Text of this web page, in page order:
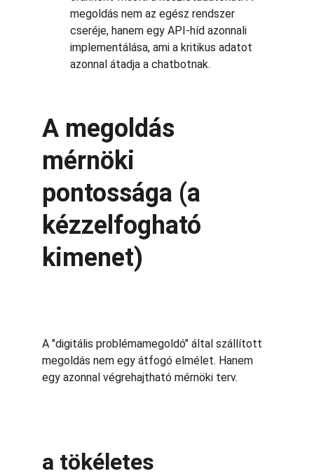
megoldás nem az egész rendszer
cseréje, hanem egy API-híd azonnali
implementálása, ami a kritikus adatot
azonnal átadja a chatbotnak.
A megoldás
mérnöki
pontossága (a
kézzelfogható
kimenet)
A "digitális problémamegoldó" által szállított
megoldás nem egy átfogó elmélet. Hanem
egy azonnal végrehajtható mérnöki terv.
a tökéletes